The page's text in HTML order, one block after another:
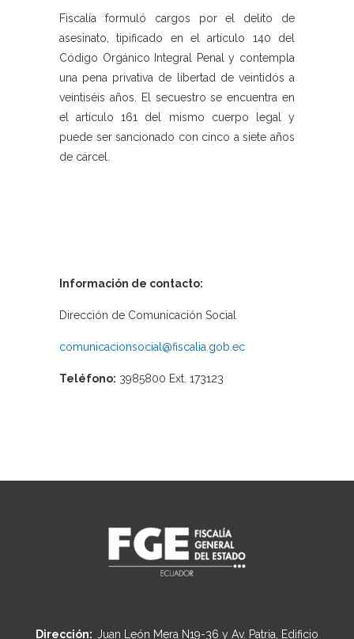
Fiscalía formuló cargos por el delito de
asesinato, tipificado en el artículo 140 del
Código Orgánico Integral Penal y contempla
una pena privativa de libertad de veintidós a
veintiséis años. El secuestro se encuentra en
el artículo 161 del mismo cuerpo legal y
puede ser sancionado con cinco a siete años
de cárcel.
Información de contacto:
Dirección de Comunicación Social
comunicacionsocial@fiscalia.gob.ec
Teléfono: 3985800 Ext. 173123
Dirección: Juan León Mera N19-36 y Av. Patria, Edificio